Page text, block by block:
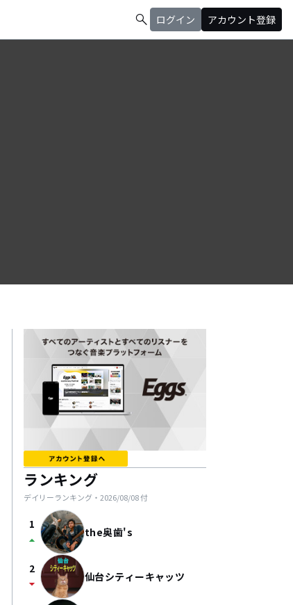
search ログイン アカウント登録
ランキング
デイリーランキング・ 2026/08/08付
1
arrow_drop_up the奥歯's
2
arrow_drop_down 仙台シティーキャッツ